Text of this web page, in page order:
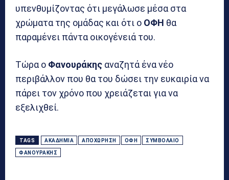
υπενθυμίζοντας ότι μεγάλωσε μέσα στα
χρώματα της ομάδας και ότι ο ΟΦΗ θα
παραμένει πάντα οικογένειά του.
Τώρα ο Φανουράκης αναζητά ένα νέο
περιβάλλον που θα του δώσει την ευκαιρία να
πάρει τον χρόνο που χρειάζεται για να
εξελιχθεί.
TAGS ΑΚΑΔΗΜΊΑ ΑΠΟΧΏΡΗΣΗ ΟΦΗ ΣΥΜΒΌΛΑΙΟ
ΦΑΝΟΥΡΆΚΗΣ